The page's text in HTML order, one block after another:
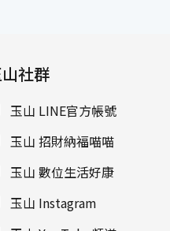
代表性及公
銀行、14家
家金融機構
最多的業
在氣候風險
碳、內部控
得分率較產
灣證券交易
櫃公司「公
前5%的佳
儲
續
務
產
業
案
社群
玉山 LINE官方帳號
玉山 招財納福喵喵
玉山 數位生活好康
玉山 Instagram